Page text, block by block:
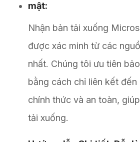
mật:
Nhận bản tải xuống
được xác minh từ các
nhất. Chúng tôi ưu tiên
bằng cách chỉ liên kết
chính thức và an toàn,
tải xuống.